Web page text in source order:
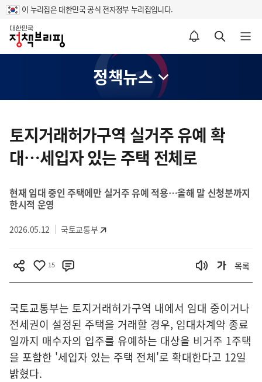
이 누리집은 대한민국 공식 전자정부 누리집입니다.
홈
알림설정 바로가기 검색 바로가기 메뉴 열기
정책뉴스
텐
츠
영
토지거래허가구역 실거주 유예 확
대…세입자 있는 주택 전체로
현재 임대 중인 주택에만 실거주 유예 적용…올해 말 신청분까지
한시적 운영
2026.05.12 국토교통부
15 목록
국토교통부는 토지거래허가구역 내에서 임대 중이거나
전세권이 설정된 주택을 거래할 경우, 임대차계약 종료
일까지 매수자의 입주를 유예하는 대상을 비거주 1주택
을 포함한 '세입자 있는 주택 전체'로 확대한다고 12일
밝혔다.